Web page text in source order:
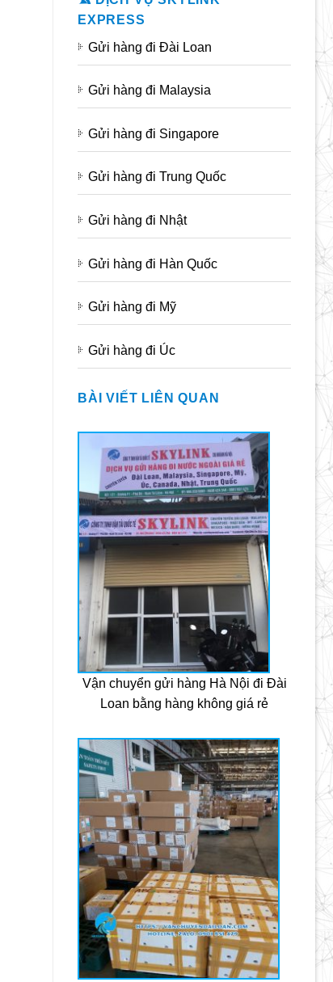
EXPRESS
Gửi hàng đi Đài Loan
Gửi hàng đi Malaysia
Gửi hàng đi Singapore
Gửi hàng đi Trung Quốc
Gửi hàng đi Nhật
Gửi hàng đi Hàn Quốc
Gửi hàng đi Mỹ
Gửi hàng đi Úc
BÀI VIẾT LIÊN QUAN
Vận chuyển gửi hàng Hà Nội đi Đài
Loan bằng hàng không giá rẻ